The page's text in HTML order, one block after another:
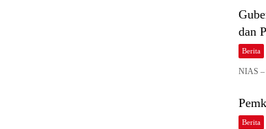
dan
Berita
NIAS –
Berita